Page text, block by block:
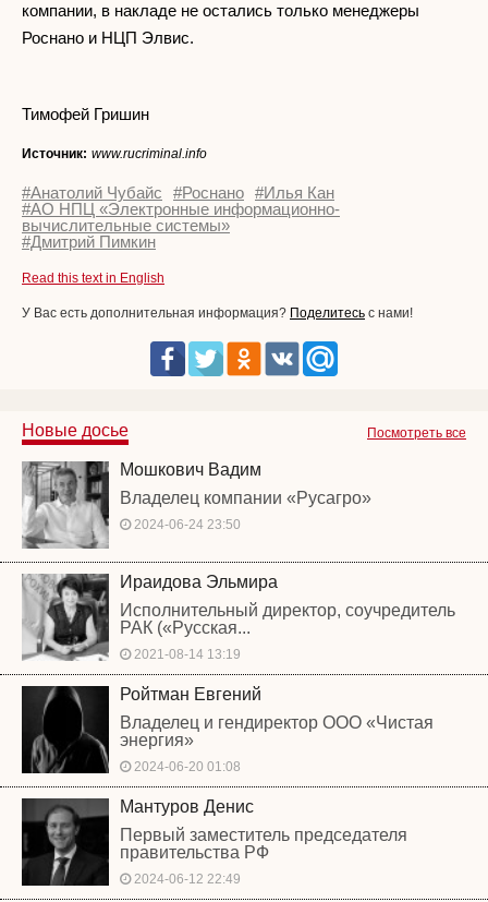
компании, в накладе не остались только менеджеры
Роснано и НЦП Элвис.
Тимофей Гришин
Источник: www.rucriminal.info
#Анатолий Чубайс #Роснано #Илья Кан
#АО НПЦ «Электронные информационно-
вычислительные системы»
#Дмитрий Пимкин
Read this text in English
У Вас есть дополнительная информация? Поделитесь с нами!
Посмотреть все
Новые досье
Мошкович Вадим
Владелец компании «Русагро»
2024-06-24 23:50
Ираидова Эльмира
Исполнительный директор, соучредитель
РАК («Русская...
2021-08-14 13:19
Ройтман Евгений
Владелец и гендиректор ООО «Чистая
энергия»
2024-06-20 01:08
Мантуров Денис
Первый заместитель председателя
правительства РФ
2024-06-12 22:49